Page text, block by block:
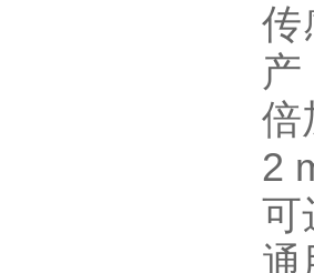
传
产
倍
2
可
通